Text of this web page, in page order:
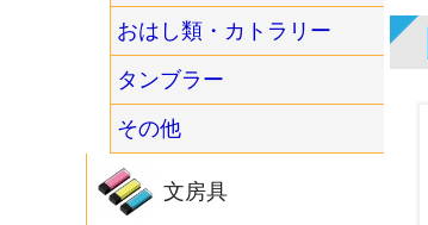
おはし類・カトラリー
タンブラー
その他
文房具